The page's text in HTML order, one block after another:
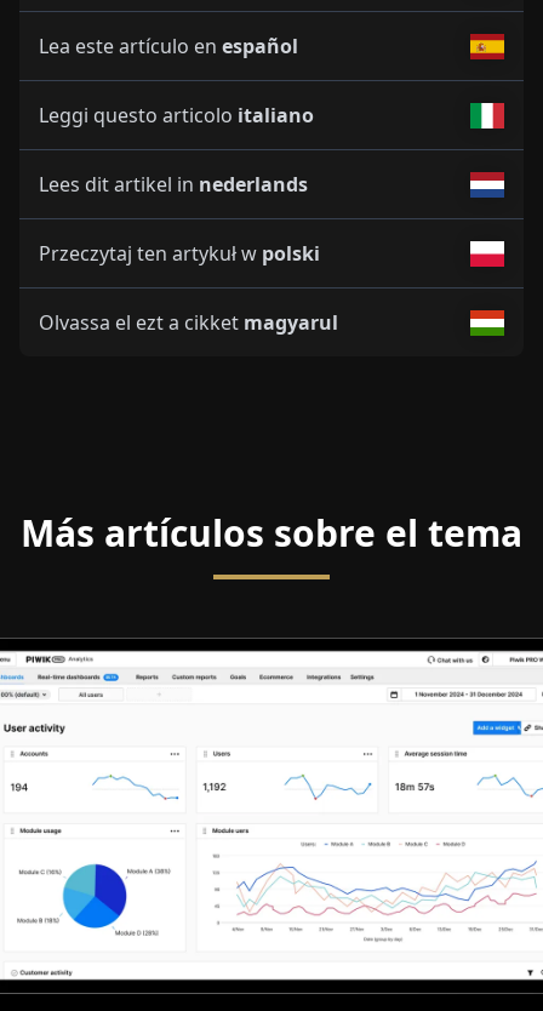
Lea este artículo en español
Leggi questo articolo italiano
Lees dit artikel in nederlands
Przeczytaj ten artykuł w polski
Olvassa el ezt a cikket magyarul
Más artículos sobre el tema